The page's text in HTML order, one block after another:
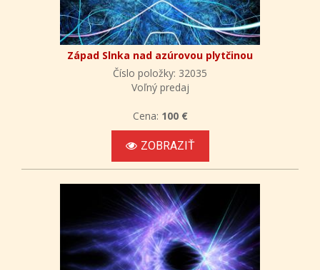
Západ Slnka nad azúrovou plytčinou
Číslo položky: 32035
Voľný predaj
Cena: 100 €
ZOBRAZIŤ